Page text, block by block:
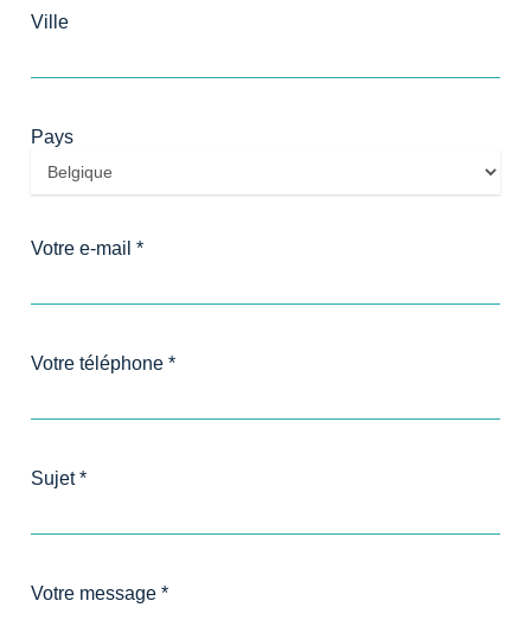
Ville
Pays
Votre e-mail *
Votre téléphone *
Sujet *
Votre message *